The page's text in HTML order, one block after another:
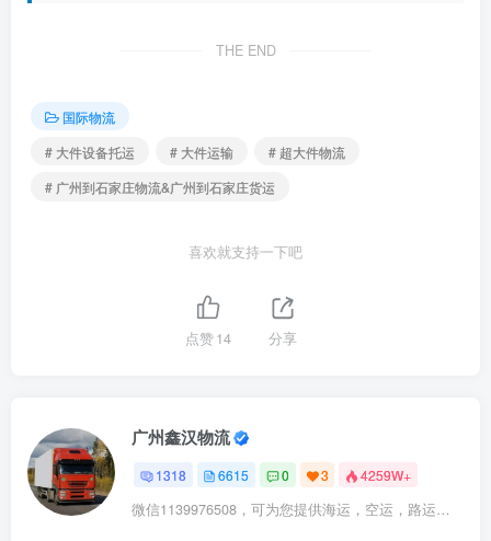
THE END
国际物流
# 大件设备托运
# 大件运输
# 超大件物流
# 广州到石家庄物流&广州到石家庄货运
喜欢就支持一下吧
点赞14 分享
广州鑫汉物流
1318 6615 0 3 4259W+
微信1139976508，可为您提供海运，空运，路运，铁路运输